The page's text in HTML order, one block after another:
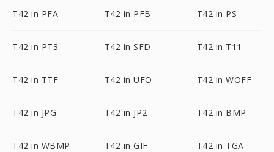
T42 in PFA T42 in PFB T42 in PS
T42 in PT3 T42 in SFD T42 in T11
T42 in TTF T42 in UFO T42 in WOFF
T42 in JPG T42 in JP2 T42 in BMP
T42 in WBMP T42 in GIF T42 in TGA